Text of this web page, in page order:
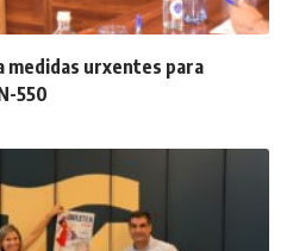
medidas urxentes para
550